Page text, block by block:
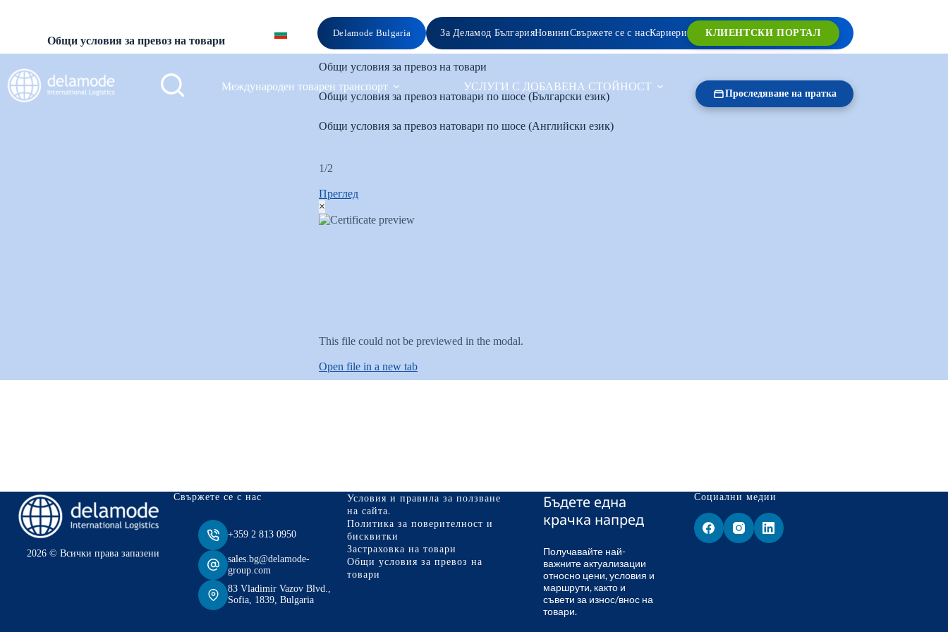
Delamode Bulgaria За Деламод БългарияНовиниСвържете се с насКариери КЛИЕНТСКИ ПОРТАЛ
Международен товарен транспорт УСЛУГИ С ДОБАВЕНА СТОЙНОСТ
Проследяване на пратка
Общи условия за превоз на товари
Общи условия за превоз на товари
Общи условия за превоз натовари по шосе (Български език)
Общи условия за превоз натовари по шосе (Английски език)
1/2
Преглед
×
This file could not be previewed in the modal.
Open file in a new tab
2026 © Всички права запазени
Свържете се с нас
+359 2 813 0950
sales.bg@delamode-
group.com
83 Vladimir Vazov Blvd.,
Sofia, 1839, Bulgaria
Условия и правила за ползване
на сайта.
Политика за поверителност и
бисквитки
Застраховка на товари
Общи условия за превоз на
товари
Бъдете една
крачка напред
Получавайте най-
важните актуализации
относно цени, условия и
маршрути, както и
съвети за износ/внос на
товари.
Социални медии